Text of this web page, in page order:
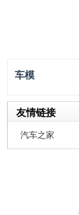
车模
友情链接
汽车之家